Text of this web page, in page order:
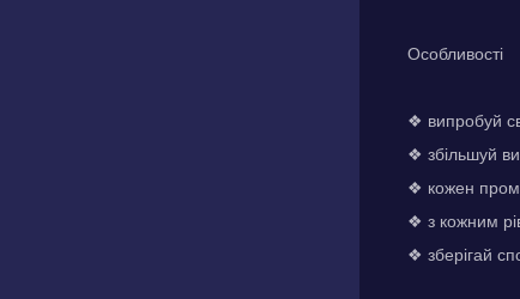
Особливості
❖ випробуй
❖ збільшуй
❖ кожен
❖ з кожним
❖ зберігай